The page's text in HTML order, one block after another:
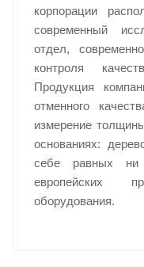
корпорации
современный
отдел,
контроля
Продукция
отменного
измерение
основаниях:
себе равных ни
европейских
оборудования.